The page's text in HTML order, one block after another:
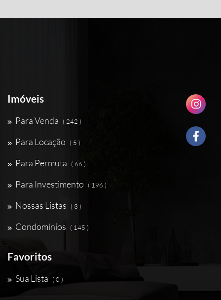
Imóveis
Para Venda ( 242 )
Para Locação ( 5 )
Para Permuta ( 66 )
Para Investimento ( 196 )
Nossas Listas ( 3 )
Condomínios ( 145 )
Favoritos
Sua Lista ( 0 )